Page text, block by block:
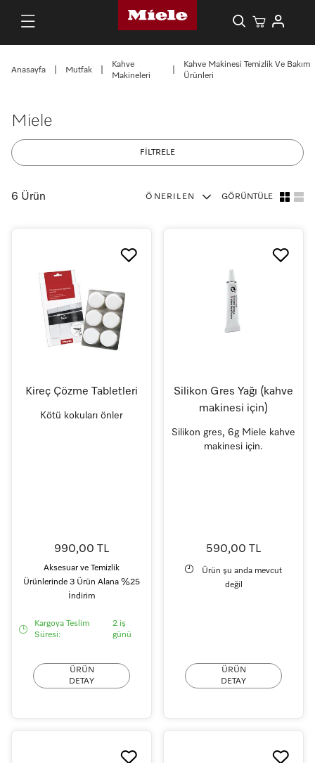
Anasayfa Mutfak
Kahve
Makineleri
Kahve Makinesi Temizlik Ve Bakım
Ürünleri
Miele
FİLTRELE
6 Ürün ÖNERILEN GÖRÜNTÜLE
Kireç Çözme Tabletleri
Kötü kokuları önler
990,00 TL
Aksesuar ve Temizlik
Ürünlerinde 3 Ürün Alana %25
İndirim
Kargoya Teslim
Süresi:
2 iş
günü
ÜRÜN
DETAY
Silikon Gres Yağı (kahve
makinesi için)
Silikon gres, 6g Miele kahve
makinesi için.
590,00 TL
Ürün şu anda mevcut
değil
ÜRÜN
DETAY